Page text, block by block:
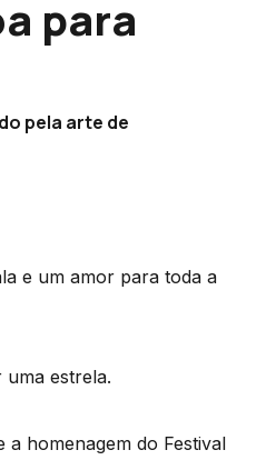
para
pela arte de
e um amor para toda a
uma estrela.
homenagem do Festival